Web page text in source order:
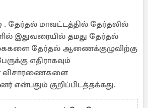
மாவட்டத்தில் தேர்தலில்
இதுவரையில் தமது தேர்தல்
தேர்தல் ஆணைக்குழுவிற்கு
எதிராகவும்
விசாரணைகளை
என்பதும் குறிப்பிடத்தக்கது.